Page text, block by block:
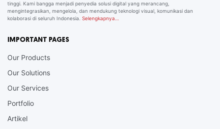
tinggi. Kami bangga menjadi penyedia solusi digital yang merancang,
mengintegrasikan, mengelola, dan mendukung teknologi visual, komunikasi dan
kolaborasi di seluruh Indonesia. Selengkapnya…
IMPORTANT PAGES
Our Products
Our Solutions
Our Services
Portfolio
Artikel